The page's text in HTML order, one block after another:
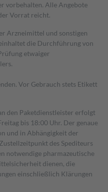
vorbehalten. Alle Angebote
Vorrat reicht.
Arzneimittel und sonstigen
die Durchführung von
etwaiger
Vor Gebrauch stets Etikett
den Paketdienstleister erfolgt
bis 18:00 Uhr. Der genaue
und in Abhängigkeit der
des Spediteurs
notwendige pharmazeutische
dienen, die
einschließlich Klärungen